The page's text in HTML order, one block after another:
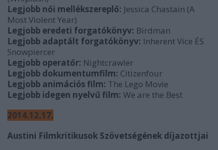
Legjobb női mellékszereplő: Jessica Chastain (A
Most Violent Year)
Legjobb eredeti forgatókönyv: Birdman
Legjobb adaptált forgatókönyv: Inherent Vice ÉS
Snowpiercer
Legjobb operatőr: Nightcrawler
Legjobb dokumentumfilm: Citizenfour
Legjobb animációs film: The Lego Movie
Legjobb idegen nyelvű film: We are the Best
2014.12.17.
Austini Filmkritikusok Szövetségének díjazottjai